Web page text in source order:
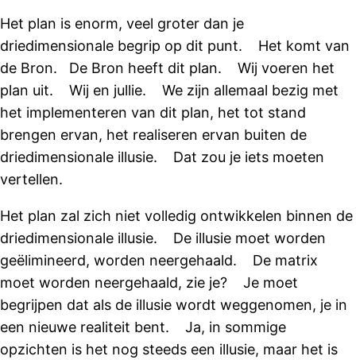
Het plan is enorm, veel groter dan je
driedimensionale begrip op dit punt. Het komt van
de Bron. De Bron heeft dit plan. Wij voeren het
plan uit. Wij en jullie. We zijn allemaal bezig met
het implementeren van dit plan, het tot stand
brengen ervan, het realiseren ervan buiten de
driedimensionale illusie. Dat zou je iets moeten
vertellen.
Het plan zal zich niet volledig ontwikkelen binnen de
driedimensionale illusie. De illusie moet worden
geëlimineerd, worden neergehaald. De matrix
moet worden neergehaald, zie je? Je moet
begrijpen dat als de illusie wordt weggenomen, je in
een nieuwe realiteit bent. Ja, in sommige
opzichten is het nog steeds een illusie, maar het is